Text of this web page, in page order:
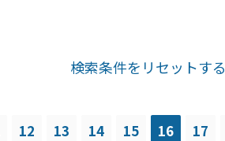
検索条件をリセットする
12 13 14 15 16 17